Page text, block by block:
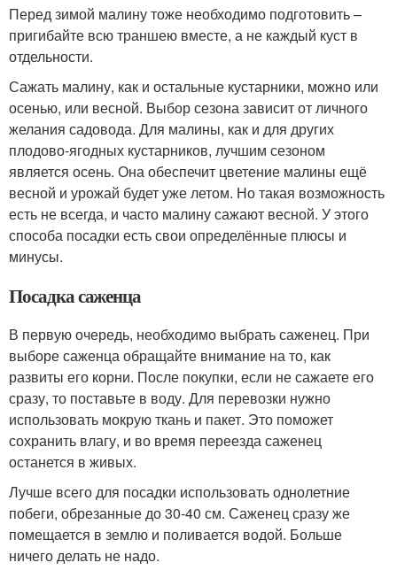
Перед зимой малину тоже необходимо подготовить –
пригибайте всю траншею вместе, а не каждый куст в
отдельности.
Сажать малину, как и остальные кустарники, можно или
осенью, или весной. Выбор сезона зависит от личного
желания садовода. Для малины, как и для других
плодово-ягодных кустарников, лучшим сезоном
является осень. Она обеспечит цветение малины ещё
весной и урожай будет уже летом. Но такая возможность
есть не всегда, и часто малину сажают весной. У этого
способа посадки есть свои определённые плюсы и
минусы.
Посадка саженца
В первую очередь, необходимо выбрать саженец. При
выборе саженца обращайте внимание на то, как
развиты его корни. После покупки, если не сажаете его
сразу, то поставьте в воду. Для перевозки нужно
использовать мокрую ткань и пакет. Это поможет
сохранить влагу, и во время переезда саженец
останется в живых.
Лучше всего для посадки использовать однолетние
побеги, обрезанные до 30-40 см. Саженец сразу же
помещается в землю и поливается водой. Больше
ничего делать не надо.